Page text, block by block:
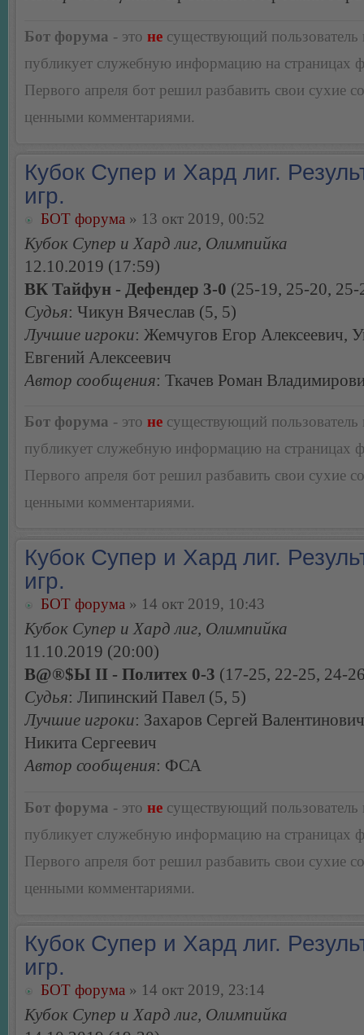
Бот форума - это не существующий пользователь
публикует служебную информацию на страницах
Первого апреля бот решил разбавить свои сухие
ценными комментариями.
Кубок Супер и Хард лиг.
игр.
БОТ форума » 13 окт 2019, 00:52
Кубок Супер и Хард лиг, Олимпийка
12.10.2019 (17:59)
ВК Тайфун - Дефендер 3-0 (25-19, 25-20, 25-
Судья: Чикун Вячеслав (5, 5)
Лучшие игроки: Жемчугов Егор Алексеевич,
Евгений Алексеевич
Автор сообщения: Ткачев Роман
Бот форума - это не существующий пользователь
публикует служебную информацию на страницах
Первого апреля бот решил разбавить свои сухие
ценными комментариями.
Кубок Супер и Хард лиг.
игр.
БОТ форума » 14 окт 2019, 10:43
Кубок Супер и Хард лиг, Олимпийка
11.10.2019 (20:00)
B@®$Ы II - Политех 0-3 (17-25, 22-25, 24-
Судья: Липинский Павел (5, 5)
Лучшие игроки: Захаров Сергей
Никита Сергеевич
Автор сообщения: ФСА
Бот форума - это не существующий пользователь
публикует служебную информацию на страницах
Первого апреля бот решил разбавить свои сухие
ценными комментариями.
Кубок Супер и Хард лиг.
игр.
БОТ форума » 14 окт 2019, 23:14
Кубок Супер и Хард лиг, Олимпийка